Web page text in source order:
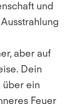
und
aber auf
Dein
über ein
Feuer